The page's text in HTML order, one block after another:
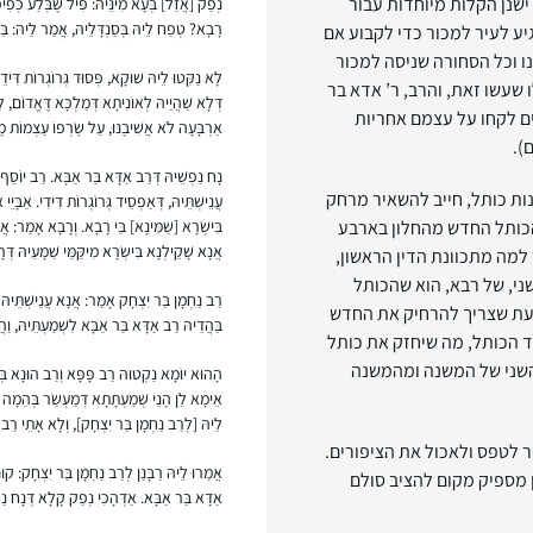
לעיר למכור כדי לקבוע אם
וכל הסחורה שניסה למכור
שעשו זאת, והרב, ר’ אדא בר
לקחו על עצמם אחריות
כותל, חייב להשאיר מרחק
החדש מהחלון בארבע
למה מתכוונת הדין הראשון,
של רבא, הוא שהכותל
שצריך להרחיק את החדש
הכותל, מה שיחזק את כותל
של המשנה ומהמשנה
לטפס ולאכול את הציפורים.
מקום להציב סולם
רָבָא? טְפַח לֵיהּ בְּסַנְדָּלֵיהּ, אֲמַר לֵיהּ:
לָא נַקִּטוּ לֵיהּ שׁוּקָא, פְּסוּד גְּרוֹגְרוֹת
דְּלָא שַׁהֲיַיהּ לְאוֹנִיתָא דְּמַלְכָּא דֶּאֱדוֹם,
אַרְבָּעָה לֹא אֲשִׁיבֶנּוּ, עַל שׇׂרְפוֹ עַצְמוֹת
נָח נַפְשֵׁיהּ דְּרַב אַדָּא בַּר אַבָּא. רַב
עֲנֵישְׁתֵּיהּ, דְּאַפְסֵיד גְּרוֹגְרוֹת דִּידִי.
בִּישְׂרָא [שַׁמִּינָא] בֵּי רָבָא. וְרָבָא אָמַר:
אֲנָא שָׁקֵילְנָא בִּישְׂרָא מִיקַּמֵּי שַׁמָּעֵיהּ
רַב נַחְמָן בַּר יִצְחָק אָמַר: אֲנָא
בַּהֲדֵיהּ רַב אַדָּא בַּר אַבָּא לִשְׁמַעְתֵּיהּ,
הָהוּא יוֹמָא נַקְטוּהּ רַב פָּפָּא וְרַב
אֵימָא לַן הָנֵי שְׁמַעְתָּתָא דְּמַעְשַׂר בְּהֵמָה
לֵיהּ [לְרַב נַחְמָן בַּר יִצְחָק], וְלָא אָתֵי
אֲמַרוּ לֵיהּ רַבָּנַן לְרַב נַחְמָן בַּר יִצְחָק:
אַדָּא בַּר אַבָּא. אַדְּהָכִי נְפַק קָלָא דְּנָח